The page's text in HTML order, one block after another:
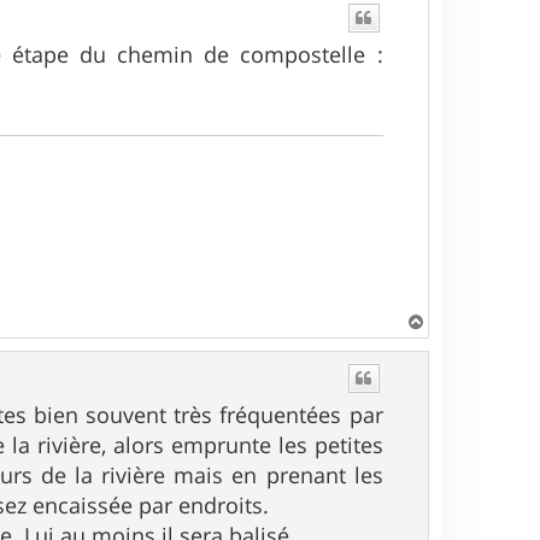
du chemin de compostelle :
a
bien souvent très fréquentées par
rivière, alors emprunte les petites
de la rivière mais en prenant les
encaissée par endroits.